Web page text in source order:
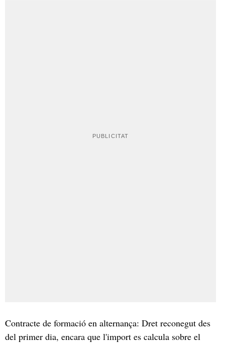
Contracte de formació en alternança: Dret reconegut des
del primer dia, encara que l'import es calcula sobre el